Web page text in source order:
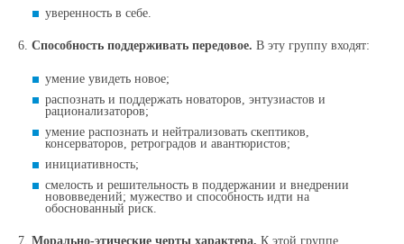
уверенность в себе.
6. Способность поддерживать передовое. В эту группу входят:
умение увидеть новое;
распознать и поддержать новаторов, энтузиастов и
рационализаторов;
умение распознать и нейтрализовать скептиков,
консерваторов, ретроградов и авантюристов;
инициативность;
смелость и решительность в поддержании и внедрении
нововведений; мужество и способность идти на
обоснованный риск.
7. Морально-этические черты характера. К этой группе